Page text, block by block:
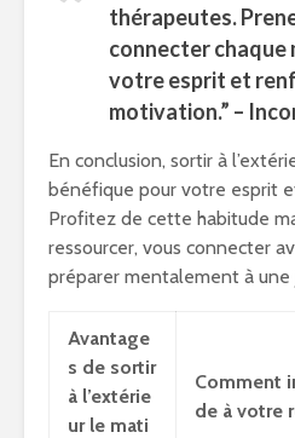
thérapeutes.
connecter chaque
votre esprit et
motivation.” –
En conclusion, sortir à
bénéfique pour votre esprit
Profitez de cette habitude
ressourcer, vous connecter
préparer mentalement à une
Avantage
s de sortir
à l’extérie
ur le mati
Comment
de à votre